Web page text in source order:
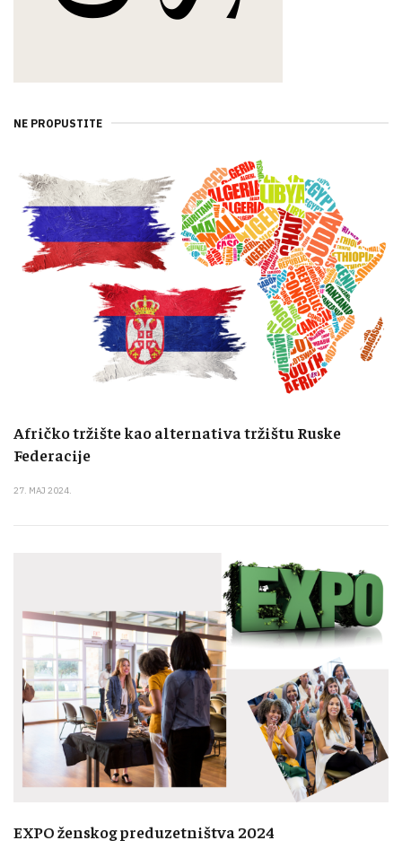
NE PROPUSTITE
Afričko tržište kao alternativa tržištu Ruske
Federacije
27. MAJ 2024.
EXPO ženskog preduzetništva 2024